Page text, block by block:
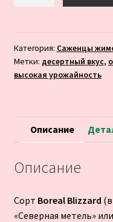
Близзард
(Boreal
Blizzard)
Категория: Саженцы
Метки: десертный вкус,
высокая урожайность
Описание
Описание
Сорт Boreal Blizzard
«Северная метель»